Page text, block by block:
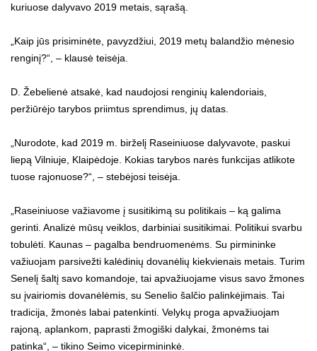
kuriuose dalyvavo 2019 metais, sąrašą.
„Kaip jūs prisiminėte, pavyzdžiui, 2019 metų balandžio mėnesio
renginį?“, – klausė teisėja.
D. Žebelienė atsakė, kad naudojosi renginių kalendoriais,
peržiūrėjo tarybos priimtus sprendimus, jų datas.
„Nurodote, kad 2019 m. birželį Raseiniuose dalyvavote, paskui
liepą Vilniuje, Klaipėdoje. Kokias tarybos narės funkcijas atlikote
tuose rajonuose?“, – stebėjosi teisėja.
„Raseiniuose važiavome į susitikimą su politikais – ką galima
gerinti. Analizė mūsų veiklos, darbiniai susitikimai. Politikui svarbu
tobulėti. Kaunas – pagalba bendruomenėms. Su pirmininke
važiuojam parsivežti kalėdinių dovanėlių kiekvienais metais. Turim
Senelį šaltį savo komandoje, tai apvažiuojame visus savo žmones
su įvairiomis dovanėlėmis, su Senelio šalčio palinkėjimais. Tai
tradicija, žmonės labai patenkinti. Velykų proga apvažiuojam
rajoną, aplankom, paprasti žmogiški dalykai, žmonėms tai
patinka“, – tikino Seimo vicepirmininkė.